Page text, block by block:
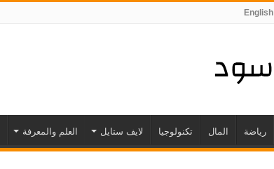
English
رياضة المال تكنولوجيا لايف ستايل العلم والمعرفة